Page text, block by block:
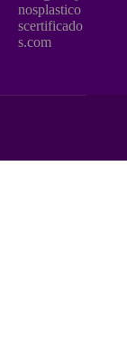
nosplastico
scertificado
s.com